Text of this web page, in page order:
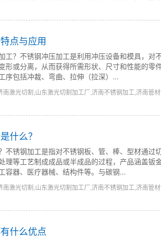
点与应用
工？不锈钢冲压加工是利用冲压设备和模具，对
形或分离，从而获得所需形状、尺寸和性能的零
序包括冲裁、弯曲、拉伸（拉深）...
南激光切割,山东激光切割加工厂,济南不锈钢加工,济南管
什么？
不锈钢加工是指对不锈钢板、管、棒、型材通过
理等工艺制成成品或半成品的过程，产品涵盖钣
容器、医疗器械、结构件等。与碳钢...
南激光切割,山东激光切割加工厂,济南不锈钢加工,济南管
什么优点